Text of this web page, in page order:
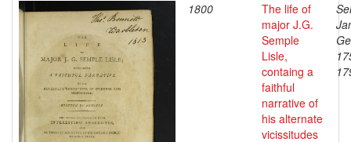
1800
The life of
major J.G.
Semple
Lisle,
containg a
faithful
narrative of
his alternate
vicissitudes